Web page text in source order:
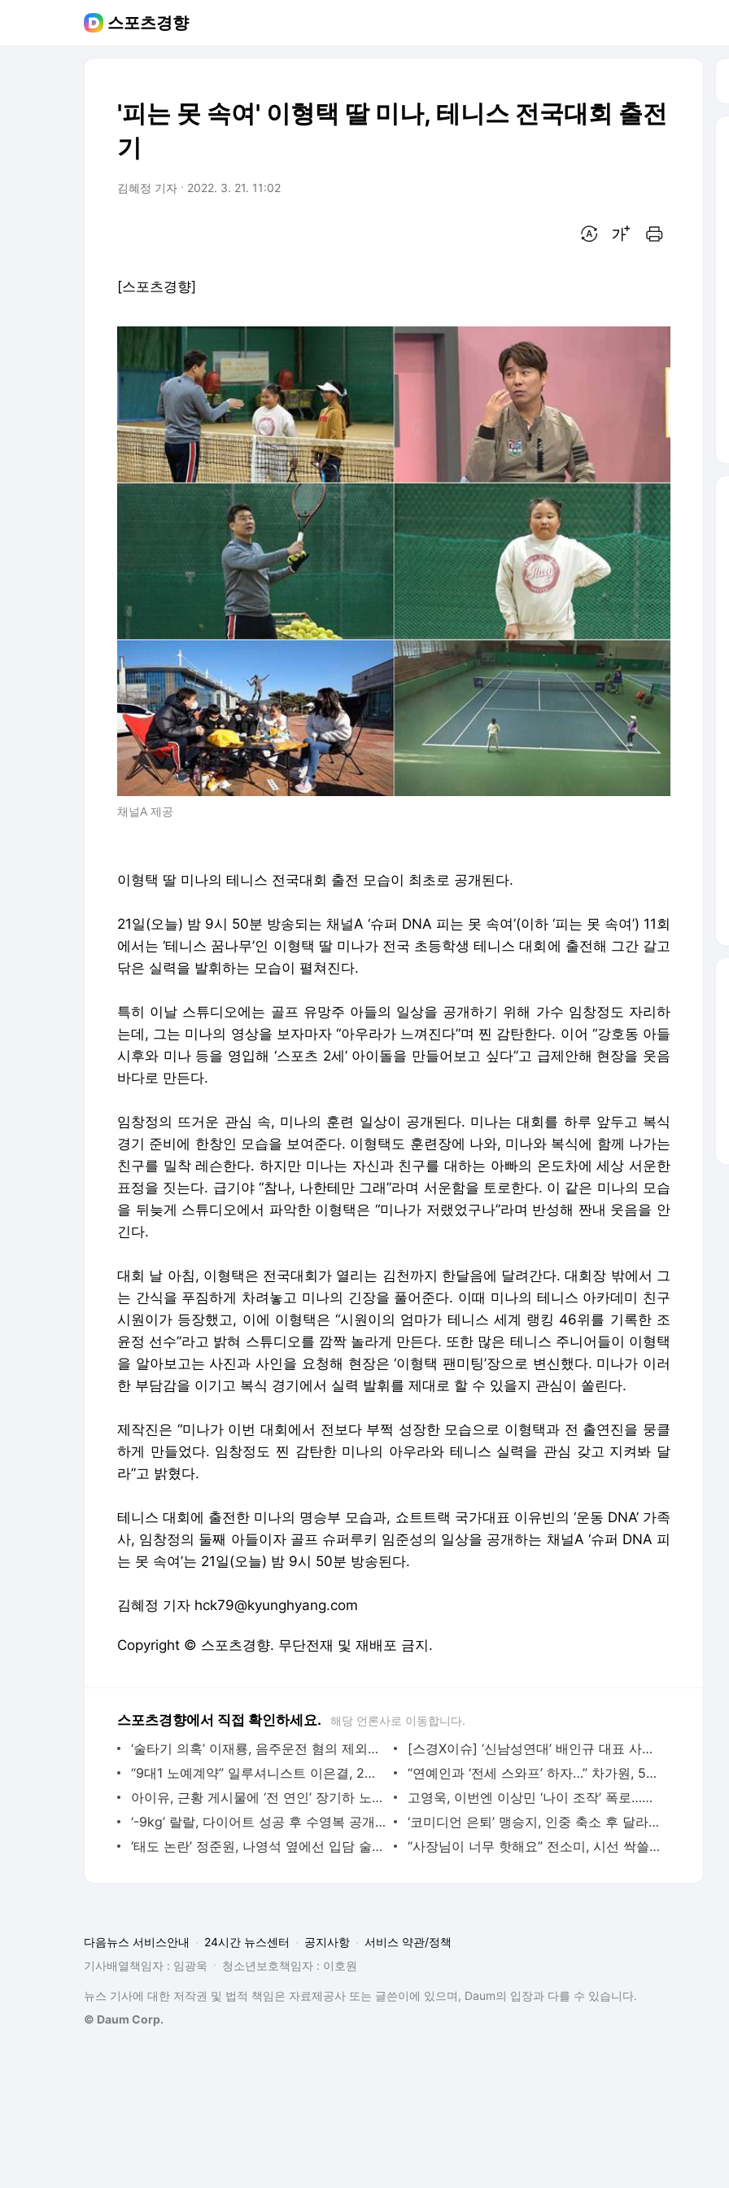
스포츠경향
'피는 못 속여' 이형택 딸 미나, 테니스 전국대회 출전
기
김혜정 기자 2022. 3. 21. 11:02
[스포츠경향]
채널A 제공
이형택 딸 미나의 테니스 전국대회 출전 모습이 최초로 공개된다.
21일(오늘) 밤 9시 50분 방송되는 채널A ‘슈퍼 DNA 피는 못 속여’(이하 ‘피는 못 속여’) 11회
에서는 ‘테니스 꿈나무’인 이형택 딸 미나가 전국 초등학생 테니스 대회에 출전해 그간 갈고
닦은 실력을 발휘하는 모습이 펼쳐진다.
특히 이날 스튜디오에는 골프 유망주 아들의 일상을 공개하기 위해 가수 임창정도 자리하
는데, 그는 미나의 영상을 보자마자 “아우라가 느껴진다”며 찐 감탄한다. 이어 “강호동 아들
시후와 미나 등을 영입해 ‘스포츠 2세’ 아이돌을 만들어보고 싶다”고 급제안해 현장을 웃음
바다로 만든다.
임창정의 뜨거운 관심 속, 미나의 훈련 일상이 공개된다. 미나는 대회를 하루 앞두고 복식
경기 준비에 한창인 모습을 보여준다. 이형택도 훈련장에 나와, 미나와 복식에 함께 나가는
친구를 밀착 레슨한다. 하지만 미나는 자신과 친구를 대하는 아빠의 온도차에 세상 서운한
표정을 짓는다. 급기야 “참나, 나한테만 그래”라며 서운함을 토로한다. 이 같은 미나의 모습
을 뒤늦게 스튜디오에서 파악한 이형택은 “미나가 저랬었구나”라며 반성해 짠내 웃음을 안
긴다.
대회 날 아침, 이형택은 전국대회가 열리는 김천까지 한달음에 달려간다. 대회장 밖에서 그
는 간식을 푸짐하게 차려놓고 미나의 긴장을 풀어준다. 이때 미나의 테니스 아카데미 친구
시원이가 등장했고, 이에 이형택은 “시원이의 엄마가 테니스 세계 랭킹 46위를 기록한 조
윤정 선수”라고 밝혀 스튜디오를 깜짝 놀라게 만든다. 또한 많은 테니스 주니어들이 이형택
을 알아보고는 사진과 사인을 요청해 현장은 ‘이형택 팬미팅’장으로 변신했다. 미나가 이러
한 부담감을 이기고 복식 경기에서 실력 발휘를 제대로 할 수 있을지 관심이 쏠린다.
제작진은 “미나가 이번 대회에서 전보다 부쩍 성장한 모습으로 이형택과 전 출연진을 뭉클
하게 만들었다. 임창정도 찐 감탄한 미나의 아우라와 테니스 실력을 관심 갖고 지켜봐 달
라”고 밝혔다.
테니스 대회에 출전한 미나의 명승부 모습과, 쇼트트랙 국가대표 이유빈의 ‘운동 DNA’ 가족
사, 임창정의 둘째 아들이자 골프 슈퍼루키 임준성의 일상을 공개하는 채널A ‘슈퍼 DNA 피
는 못 속여’는 21일(오늘) 밤 9시 50분 방송된다.
김혜정 기자 hck79@kyunghyang.com
Copyright © 스포츠경향. 무단전재 및 재배포 금지.
스포츠경향에서 직접 확인하세요. 해당 언론사로 이동합니다.
‘술타기 의혹’ 이재룡, 음주운전 혐의 제외된 채 재판行…왜?
[스경X이슈] ‘신남성연대’ 배인규 대표 사망…동료 유튜버들 잇따라 추모
“9대1 노예계약” 일루셔니스트 이은결, 2년간 폐인으로 살아야 했던 아픔 고백
“연예인과 ‘전세 스와프’ 하자…” 차가원, 54억 갈취한 ‘라누보 한남’ 사기 전말
아이유, 근황 게시물에 ‘전 연인’ 장기하 노래 넣었다…“쿨하다” 화제
고영욱, 이번엔 이상민 ‘나이 조작’ 폭로…끊임없는 연예인 저격 ‘구설’
‘-9kg’ 랄랄, 다이어트 성공 후 수영복 공개 “빠른 시간에 돼지로…”
‘코미디언 은퇴’ 맹승지, 인중 축소 후 달라진 근황…훨씬 어려 보이네
‘태도 논란’ 정준원, 나영석 옆에선 입담 술술?…“왜 어리숙한 척했나” 의문 증폭
“사장님이 너무 핫해요” 전소미, 시선 싹쓸이한 파격 수영복 자태
다음뉴스 서비스안내 24시간 뉴스센터 공지사항
서비스 약관/정책
기사배열책임자 : 임광욱
청소년보호책임자 : 이호원
뉴스 기사에 대한 저작권 및 법적 책임은 자료제공사 또는 글쓴이에 있으며, Daum의 입장과 다를 수 있습니다.
© Daum Corp.